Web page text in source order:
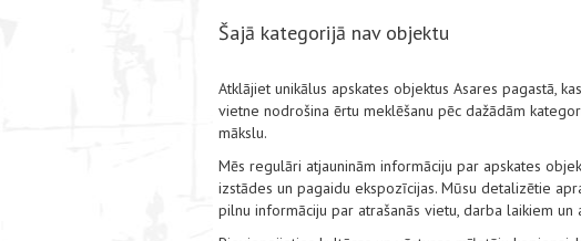
Šajā kategorijā nav objektu
Atklājiet unikālus apskates objektus Asares pagastā,
vietne nodrošina ērtu meklēšanu pēc dažādām
mākslu.
Mēs regulāri atjauninām informāciju par apskates
izstādes un pagaidu ekspozīcijas. Mūsu detalizētie
pilnu informāciju par atrašanās vietu, darba laikiem un